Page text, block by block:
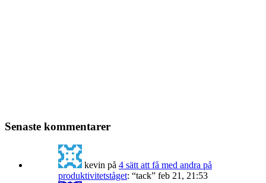
Senaste kommentarer
kevin på 4 sätt att få med andra på
produktivitetståget: “tack” feb 21, 21:53